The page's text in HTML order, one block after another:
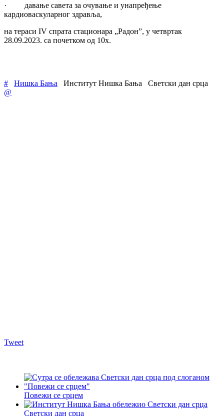
· давање савета за очување и унапређење
кардиоваскуларног здравља,
на тераси IV спрата стационара „Радон”, у четвртак
28.09.2023. са почетком од 10х.
# Нишка Бања Институт Нишка Бања
Светски дан срца
@
Tweet
Повежи се срцем
Светски дан срца